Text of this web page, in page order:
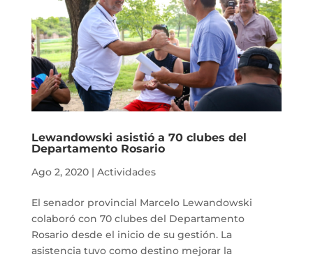
Lewandowski asistió a 70 clubes del
Departamento Rosario
Ago 2, 2020| Actividades
El senador provincial Marcelo Lewandowski
colaboró con 70 clubes del Departamento
Rosario desde el inicio de su gestión. La
asistencia tuvo como destino mejorar la